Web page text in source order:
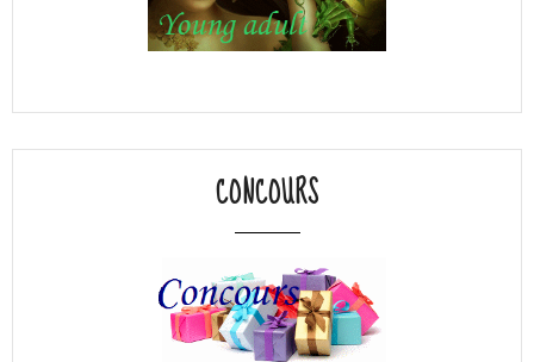
CONCOURS